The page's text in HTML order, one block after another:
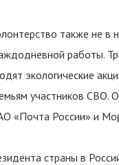
также не в
работы.
экологические
участников СВО.
«Почта России» и
страны в